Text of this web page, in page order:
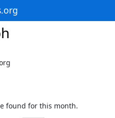
found for this month.